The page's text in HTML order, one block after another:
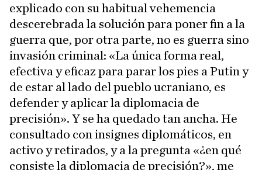
explicado con su habitual vehemencia
descerebrada la solución para poner fin a la
guerra que, por otra parte, no es guerra sino
invasión criminal: «La única forma real,
efectiva y eficaz para parar los pies a Putin y
de estar al lado del pueblo ucraniano, es
defender y aplicar la diplomacia de
precisión». Y se ha quedado tan ancha. He
consultado con insignes diplomáticos, en
activo y retirados, y a la pregunta «¿en qué
consiste la diplomacia de precisión?», me